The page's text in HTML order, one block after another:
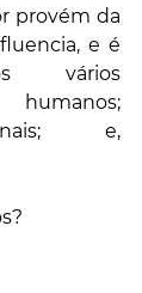
provém da
e é
vários
humanos;
e,